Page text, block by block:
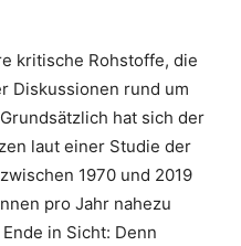
kritische Rohstoffe, die
Diskussionen rund um
hat sich der
laut einer Studie der
1970 und 2019
pro Jahr nahezu
in Sicht: Denn